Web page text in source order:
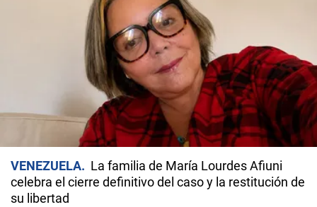
VENEZUELA
La familia de María Lourdes Afiuni
celebra el cierre definitivo del caso y la restitución de
su libertad